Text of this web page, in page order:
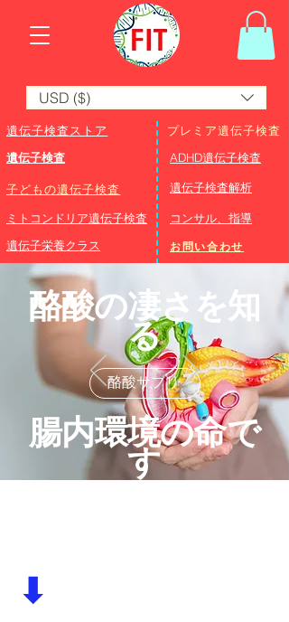
USD ($)
遺伝子検査ストア
遺伝子検査
子どもの遺伝子検査
ミトコンドリア遺伝子検査
遺伝子栄養クラス
プレミア遺伝子検査
ADHD遺伝子検査
​遺伝子検査解析
コンサル、指導
お問い合わせ
酪酸の凄さを知
る
酪酸サプリ
腸内環境の命で
す
⬇︎